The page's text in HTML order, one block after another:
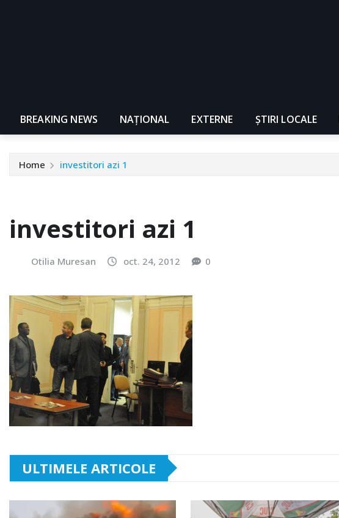
BREAKING NEWS NAŢIONAL EXTERNE ȘTIRI LOCALE
Home investitori azi 1
investitori azi 1
Otilia Muresan oct. 24, 2012 0
ULTIMELE ARTICOLE